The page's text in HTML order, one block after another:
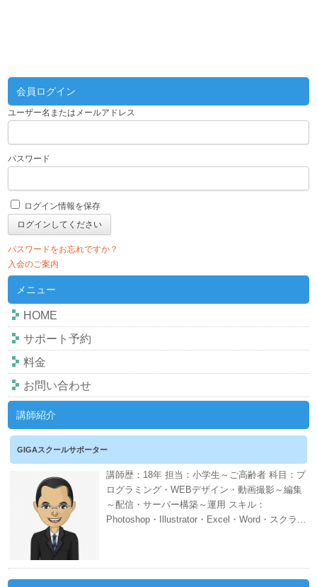
会員ログイン
ユーザー名またはメールアドレス
パスワード
ログイン情報を保存
パスワードをお忘れですか？
入会のご案内
メニュー
HOME
サポート予約
料金
お問い合わせ
講師紹介
GIGAスクールサポーター
講師歴：18年 担当：小学生～ご高齢者 科目：プ
ログラミング・WEBデザイン・動画撮影～編集
～配信・サーバー構築～運用 スキル：
Photoshop・Illustrator・Excel・Word・スクラッ